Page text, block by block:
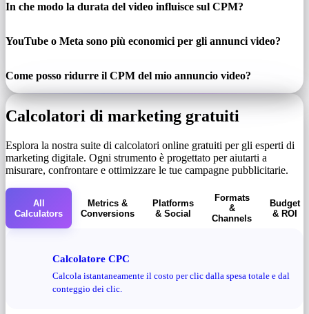
In che modo la durata del video influisce sul CPM?
YouTube o Meta sono più economici per gli annunci video?
Come posso ridurre il CPM del mio annuncio video?
Calcolatori di marketing gratuiti
Esplora la nostra suite di calcolatori online gratuiti per gli esperti di
marketing digitale. Ogni strumento è progettato per aiutarti a
misurare, confrontare e ottimizzare le tue campagne pubblicitarie.
All
Calculators
Metrics &
Conversions
Platforms
& Social
Formats
&
Channels
Budget
& ROI
Calcolatore CPC
Calcola istantaneamente il costo per clic dalla spesa totale e dal
conteggio dei clic.